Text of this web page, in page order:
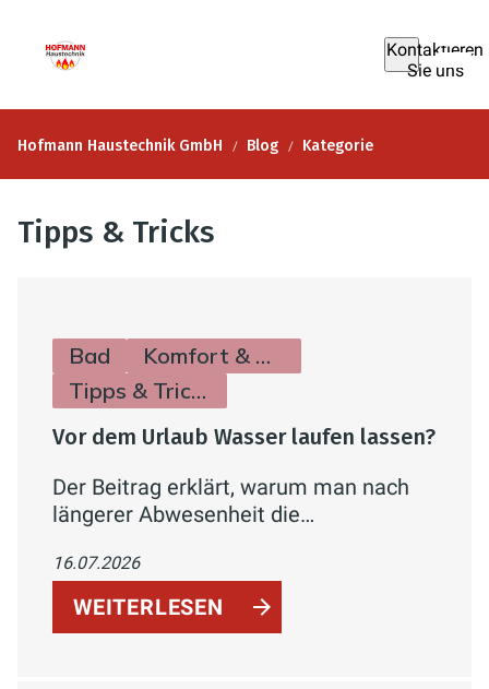
Kontaktieren
Sie uns
Hofmann Haustechnik GmbH Blog Kategorie
Tipps & Tricks
Bad
Komfort & Hygiene
Tipps & Tricks
Vor dem Urlaub Wasser laufen lassen?
Der Beitrag erklärt, warum man nach
längerer Abwesenheit die
und wie man Legionellenrisiken einfach
reduziert.
16.07.2026
WEITERLESEN